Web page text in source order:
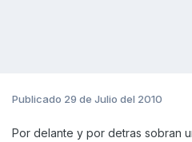
Publicado 29 de Julio del 2010
Por delante y por detras sobran